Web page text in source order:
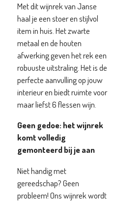
Met dit wijnrek van Janse
haal je een stoer en stijlvol
item in huis. Het zwarte
metaal en de houten
afwerking geven het rek een
robuuste uitstraling. Het is de
perfecte aanvulling op jouw
interieur en biedt ruimte voor
maar liefst 6 flessen wijn.
Geen gedoe: het wijnrek
komt volledig
gemonteerd bij je aan
Niet handig met
gereedschap? Geen
probleem! Ons wijnrek wordt